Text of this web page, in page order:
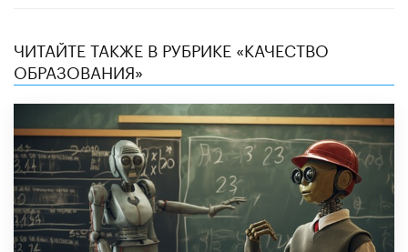
ЧИТАЙТЕ ТАКЖЕ В РУБРИКЕ «КАЧЕСТВО
ОБРАЗОВАНИЯ»